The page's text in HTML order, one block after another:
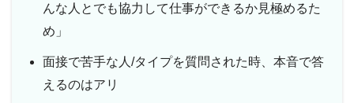
んな人とでも協力して仕事ができるか見極めるた
め」
面接で苦手な人/タイプを質問された時、本音で答
えるのはアリ